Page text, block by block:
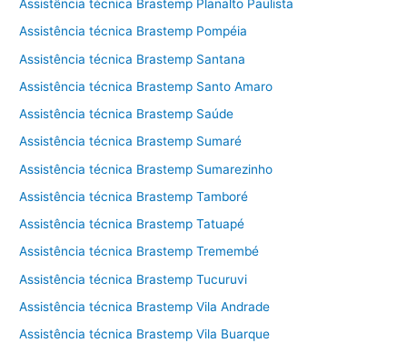
Assistência técnica Brastemp Planalto Paulista
Assistência técnica Brastemp Pompéia
Assistência técnica Brastemp Santana
Assistência técnica Brastemp Santo Amaro
Assistência técnica Brastemp Saúde
Assistência técnica Brastemp Sumaré
Assistência técnica Brastemp Sumarezinho
Assistência técnica Brastemp Tamboré
Assistência técnica Brastemp Tatuapé
Assistência técnica Brastemp Tremembé
Assistência técnica Brastemp Tucuruvi
Assistência técnica Brastemp Vila Andrade
Assistência técnica Brastemp Vila Buarque